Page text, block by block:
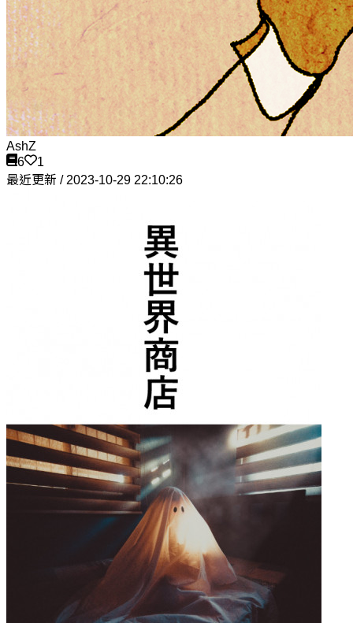
AshZ
6
1
最近更新 / 2023-10-29 22:10:26